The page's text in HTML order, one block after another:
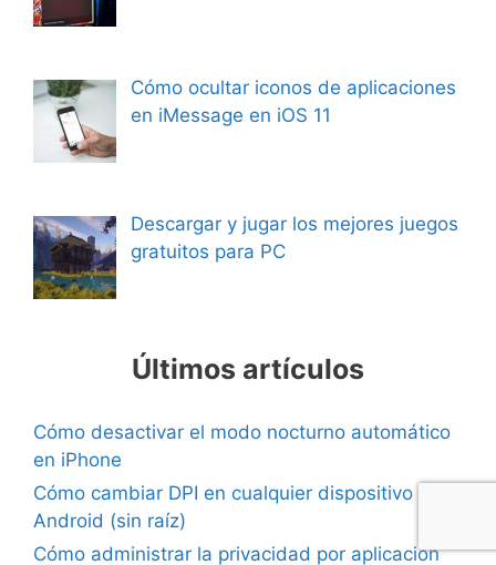
Cómo ocultar iconos de aplicaciones
en iMessage en iOS 11
Descargar y jugar los mejores juegos
gratuitos para PC
Últimos artículos
Cómo desactivar el modo nocturno automático
en iPhone
Cómo cambiar DPI en cualquier dispositivo
Android (sin raíz)
Cómo administrar la privacidad por aplicación